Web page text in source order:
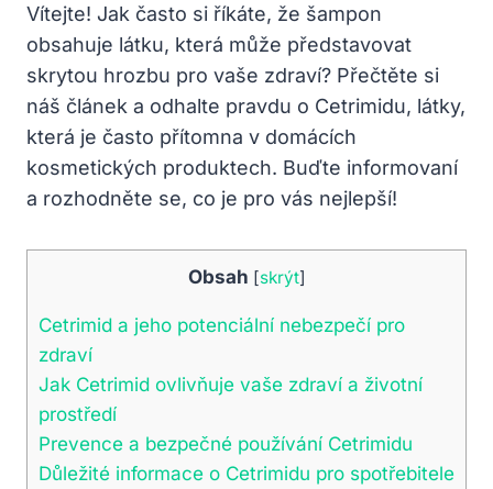
Vítejte! Jak často si říkáte, že šampon
obsahuje látku, která může představovat
skrytou hrozbu pro vaše zdraví? Přečtěte si
náš článek a odhalte pravdu o Cetrimidu, látky,
která je často přítomna v domácích
kosmetických produktech. Buďte informovaní
a rozhodněte se, co je pro vás nejlepší!
Obsah [skrýt]
Cetrimid a jeho potenciální nebezpečí pro
zdraví
Jak Cetrimid ovlivňuje vaše zdraví a životní
prostředí
Prevence a bezpečné používání Cetrimidu
Důležité informace o Cetrimidu pro spotřebitele